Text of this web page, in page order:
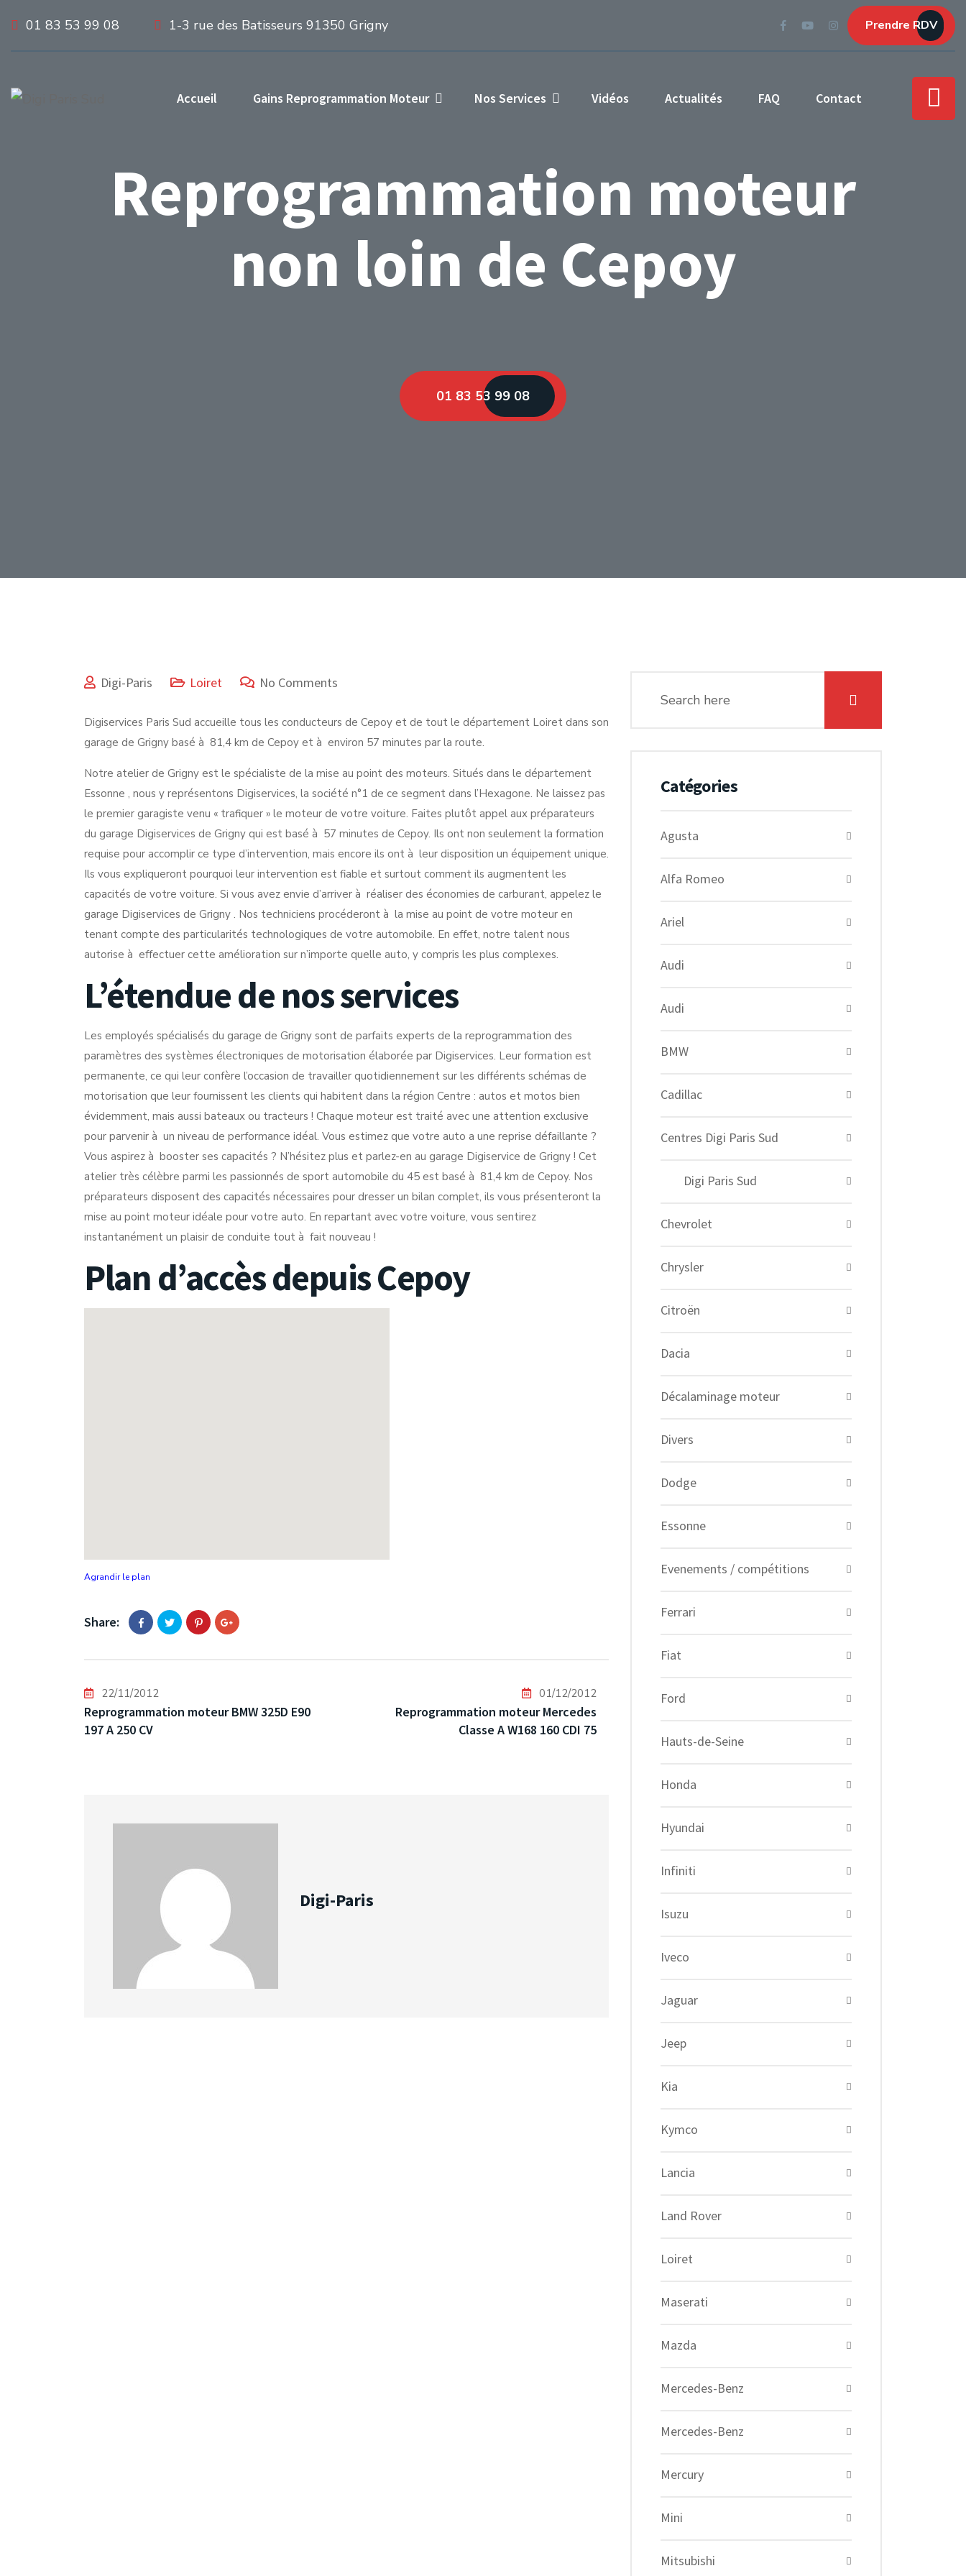
01 83 53 99 08 1-3 rue des Batisseurs 91350 Grigny Prendre RDV
Accueil Gains Reprogrammation Moteur Nos Services Vidéos Actualités FAQ Contact
Reprogrammation moteur
non loin de Cepoy
01 83 53 99 08
Digi-Paris Loiret No Comments
Digiservices Paris Sud accueille tous les conducteurs de Cepoy et de tout le département Loiret dans son
garage de Grigny basé à 81,4 km de Cepoy et à environ 57 minutes par la route.
Notre atelier de Grigny est le spécialiste de la mise au point des moteurs. Situés dans le département
Essonne , nous y représentons Digiservices, la société n°1 de ce segment dans l’Hexagone. Ne laissez pas
le premier garagiste venu « trafiquer » le moteur de votre voiture. Faites plutôt appel aux préparateurs
du garage Digiservices de Grigny qui est basé à 57 minutes de Cepoy. Ils ont non seulement la formation
requise pour accomplir ce type d’intervention, mais encore ils ont à leur disposition un équipement unique.
Ils vous expliqueront pourquoi leur intervention est fiable et surtout comment ils augmentent les
capacités de votre voiture. Si vous avez envie d’arriver à réaliser des économies de carburant, appelez le
garage Digiservices de Grigny . Nos techniciens procéderont à la mise au point de votre moteur en
tenant compte des particularités technologiques de votre automobile. En effet, notre talent nous
autorise à effectuer cette amélioration sur n’importe quelle auto, y compris les plus complexes.
L’étendue de nos services
Les employés spécialisés du garage de Grigny sont de parfaits experts de la reprogrammation des
paramètres des systèmes électroniques de motorisation élaborée par Digiservices. Leur formation est
permanente, ce qui leur confère l’occasion de travailler quotidiennement sur les différents schémas de
motorisation que leur fournissent les clients qui habitent dans la région Centre : autos et motos bien
évidemment, mais aussi bateaux ou tracteurs ! Chaque moteur est traité avec une attention exclusive
pour parvenir à un niveau de performance idéal. Vous estimez que votre auto a une reprise défaillante ?
Vous aspirez à booster ses capacités ? N’hésitez plus et parlez-en au garage Digiservice de Grigny ! Cet
atelier très célèbre parmi les passionnés de sport automobile du 45 est basé à 81,4 km de Cepoy. Nos
préparateurs disposent des capacités nécessaires pour dresser un bilan complet, ils vous présenteront la
mise au point moteur idéale pour votre auto. En repartant avec votre voiture, vous sentirez
instantanément un plaisir de conduite tout à fait nouveau !
Plan d’accès depuis Cepoy
Agrandir le plan
Share:
22/11/2012
Reprogrammation moteur BMW 325D E90
197 A 250 CV
01/12/2012
Reprogrammation moteur Mercedes
Classe A W168 160 CDI 75
Digi-Paris
Catégories
Agusta
Alfa Romeo
Ariel
Audi
Audi
BMW
Cadillac
Centres Digi Paris Sud
Digi Paris Sud
Chevrolet
Chrysler
Citroën
Dacia
Décalaminage moteur
Divers
Dodge
Essonne
Evenements / compétitions
Ferrari
Fiat
Ford
Hauts-de-Seine
Honda
Hyundai
Infiniti
Isuzu
Iveco
Jaguar
Jeep
Kia
Kymco
Lancia
Land Rover
Loiret
Maserati
Mazda
Mercedes-Benz
Mercedes-Benz
Mercury
Mini
Mitsubishi